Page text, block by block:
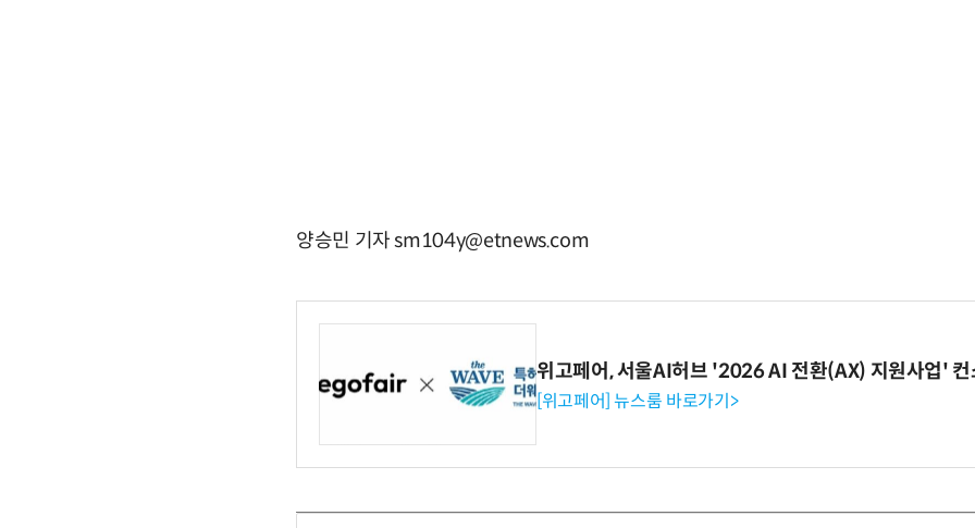
양승민 기자 sm104y@etnews.com
위고페어, 서울AI허브 '2026 AI 전환(AX) 지원사업' 컨
[위고페어] 뉴스룸 바로가기>